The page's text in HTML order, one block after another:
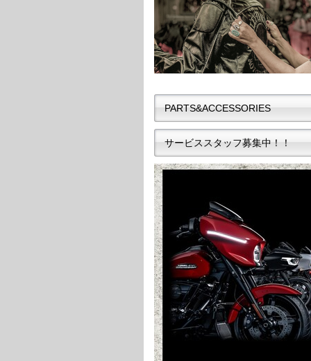
PARTS&ACCESSORIES
サービススタッフ募集中！！